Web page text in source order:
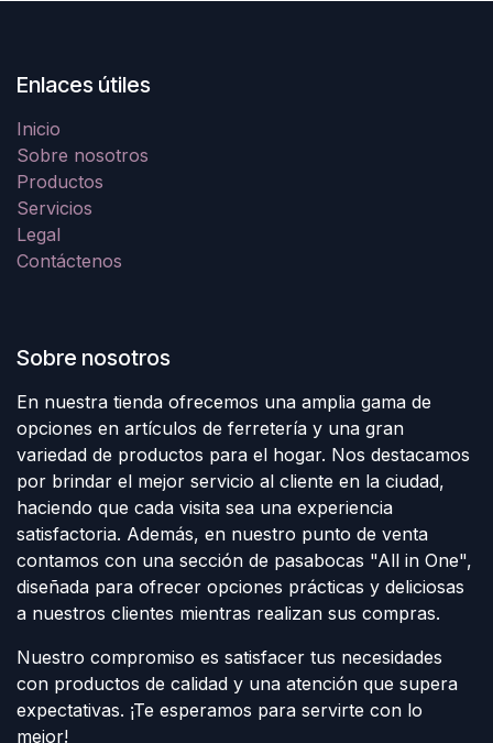
Enlaces útiles
Inicio
Sobre nosotros
Productos
Servicios
Legal
Contáctenos
Sobre nosotros
En nuestra tienda ofrecemos una amplia gama de
opciones en artículos de ferretería y una gran
variedad de productos para el hogar. Nos destacamos
por brindar el mejor servicio al cliente en la ciudad,
haciendo que cada visita sea una experiencia
satisfactoria. Además, en nuestro punto de venta
contamos con una sección de pasabocas "All in One",
diseñada para ofrecer opciones prácticas y deliciosas
a nuestros clientes mientras realizan sus compras.
Nuestro compromiso es satisfacer tus necesidades
con productos de calidad y una atención que supera
expectativas. ¡Te esperamos para servirte con lo
mejor!